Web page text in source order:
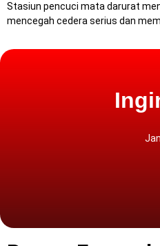
Stasiun pencuci mata darurat
mencegah cedera serius dan